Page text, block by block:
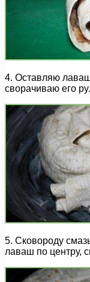
4. Оставляю
сворачиваю его
5. Сковороду
лаваш по центру,